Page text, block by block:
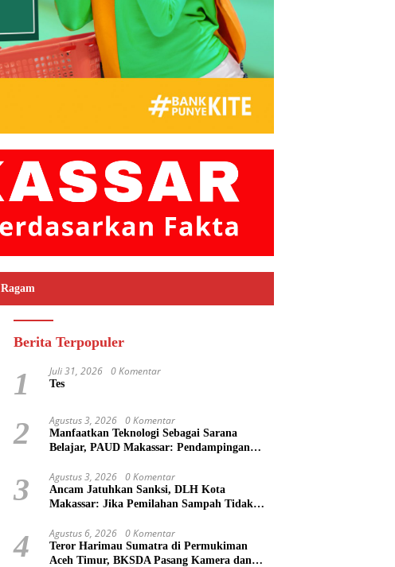
Ragam
Berita Terpopuler
1 Juli 31, 2026 0 Komentar
Tes
2 Agustus 3, 2026 0 Komentar
Manfaatkan Teknologi Sebagai Sarana
Belajar, PAUD Makassar: Pendampingan
3 Agustus 3, 2026 0 Komentar
Ancam Jatuhkan Sanksi, DLH Kota
Makassar: Jika Pemilahan Sampah Tidak
4 Agustus 6, 2026 0 Komentar
Teror Harimau Sumatra di Permukiman
Aceh Timur, BKSDA Pasang Kamera dan